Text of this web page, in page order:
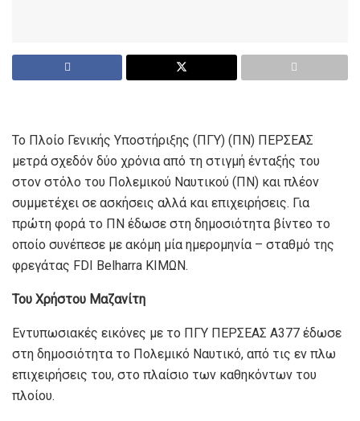
Το Πλοίο Γενικής Υποστήριξης (ΠΓΥ) (ΠΝ) ΠΕΡΣΕΑΣ
μετρά σχεδόν δύο χρόνια από τη στιγμή ένταξής του
στον στόλο του Πολεμικού Ναυτικού (ΠΝ) και πλέον
συμμετέχει σε ασκήσεις αλλά και επιχειρήσεις. Για
πρώτη φορά το ΠΝ έδωσε στη δημοσιότητα βίντεο το
οποίο συνέπεσε με ακόμη μία ημερομηνία – σταθμό της
φρεγάτας FDI Belharra ΚΙΜΩΝ.
Του Χρήστου Μαζανίτη
Εντυπωσιακές εικόνες με το ΠΓΥ ΠΕΡΣΕΑΣ Α377 έδωσε
στη δημοσιότητα το Πολεμικό Ναυτικό, από τις εν πλω
επιχειρήσεις του, στο πλαίσιο των καθηκόντων του
πλοίου.